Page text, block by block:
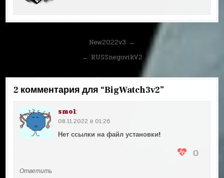
New2022v3 →
← RUSSnegovikV2
2 комментария для “BigWatch3v2”
smol:
08.11.2022 в 01:26
Нет ссылки на файл установки!
0
Ответить